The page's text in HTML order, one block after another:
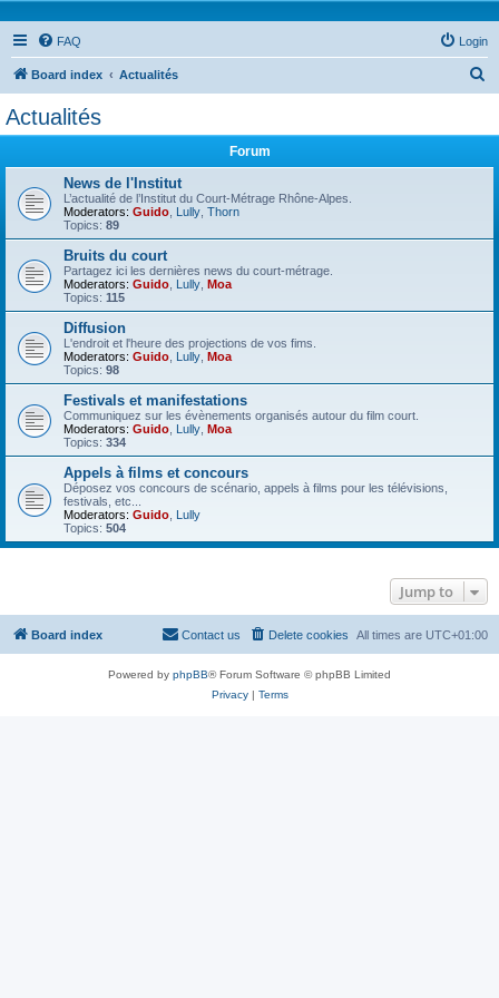
FAQ Login
Board index Actualités
Actualités
Forum
News de l'Institut
L’actualité de l’Institut du Court-Métrage Rhône-Alpes.
Moderators: Guido Lully Thorn
Topics: 89
Bruits du court
Partagez ici les dernières news du court-métrage.
Moderators: Guido Lully Moa
Topics: 115
Diffusion
L'endroit et l'heure des projections de vos fims.
Moderators: Guido Lully Moa
Topics: 98
Festivals et manifestations
Communiquez sur les évènements organisés autour du film court.
Moderators: Guido Lully Moa
Topics: 334
Appels à films et concours
Déposez vos concours de scénario, appels à films pour les télévisions,
festivals, etc...
Moderators: Guido Lully
Topics: 504
Jump to
Board index All times are UTC+01:00
Delete cookies
Contact us
Powered by phpBB® Forum Software © phpBB Limited
Privacy| Terms